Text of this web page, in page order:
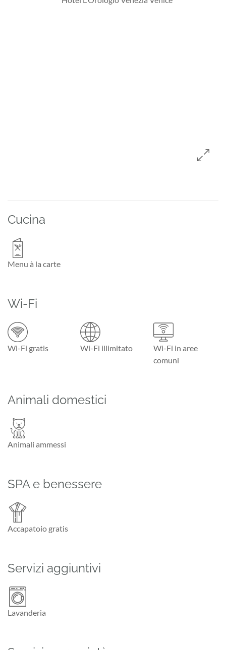
Cucina
Menu à la carte
Wi-Fi
Wi-Fi gratis Wi-Fi illimitato
Wi-Fi in aree
comuni
Animali domestici
Animali ammessi
SPA e benessere
Accapatoio gratis
Servizi aggiuntivi
Lavanderia